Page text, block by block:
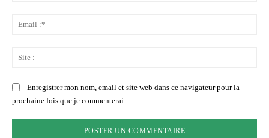
Enregistrer mon nom, email et site web dans ce navigateur pour la
prochaine fois que je commenterai.